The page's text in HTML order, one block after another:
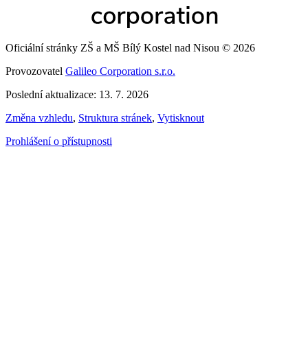
Oficiální stránky ZŠ a MŠ Bílý Kostel nad Nisou © 2026
Provozovatel Galileo Corporation s.r.o.
Poslední aktualizace: 13. 7. 2026
Změna vzhledu, Struktura stránek, Vytisknout
Prohlášení o přístupnosti